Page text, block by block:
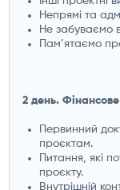
Непрямі та
Не забуваємо
Пам’ятаємо
2 день.
Первинний
проєктам.
Питання, які
проєкту.
Внутрішній